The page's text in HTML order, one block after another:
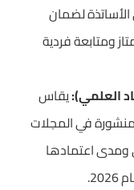
لضمان
ومتابعة فردية
العلمي):يقاس
في المجلات
ومدى اعتمادها